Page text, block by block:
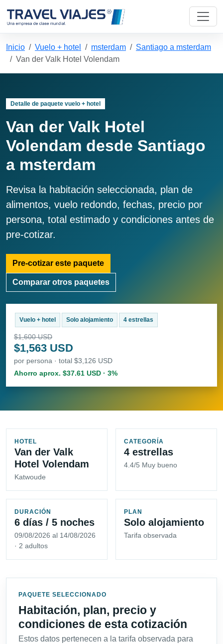
Inicio Vuelo + hotel msterdam
Santiago a msterdam
Van der Valk Hotel Volendam
Detalle de paquete vuelo + hotel
Van der Valk Hotel
Volendam desde Santiago
a msterdam
Revisa la habitación seleccionada, plan de
alimentos, vuelo redondo, fechas, precio por
persona, total estimado y condiciones antes de
pre-cotizar.
Pre-cotizar este paquete
Comparar otros paquetes
Vuelo + hotel Solo alojamiento 4 estrellas
$1,600 USD
$1,563 USD
por persona · total $3,126 USD
Ahorro aprox. $37.61 USD · 3%
HOTEL
Van der Valk
Hotel Volendam
Katwoude
CATEGORÍA
4 estrellas
4.4/5 Muy bueno
DURACIÓN
6 días / 5 noches
09/08/2026 al 14/08/2026
· 2 adultos
PLAN
Solo alojamiento
Tarifa observada
PAQUETE SELECCIONADO
Habitación, plan, precio y
condiciones de esta cotización
Estos datos pertenecen a la tarifa observada para